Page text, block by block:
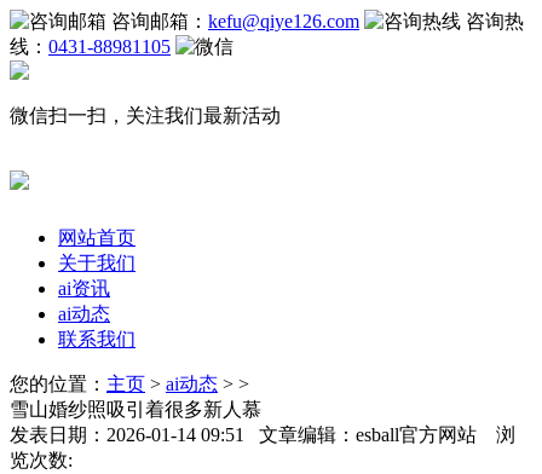
咨询邮箱： kefu@qiye126.com
咨询热
线： 0431-88981105
微信扫一扫，关注我们最新活动
网站首页
关于我们
ai资讯
ai动态
联系我们
您的位置： 主页 > ai动态 > >
雪山婚纱照吸引着很多新人慕
发表日期：2026-01-14 09:51 文章编辑：esball官方网站 浏
览次数: